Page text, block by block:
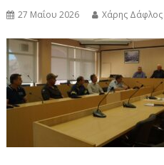
27 Μαΐου 2026 Χάρης Δάφλος